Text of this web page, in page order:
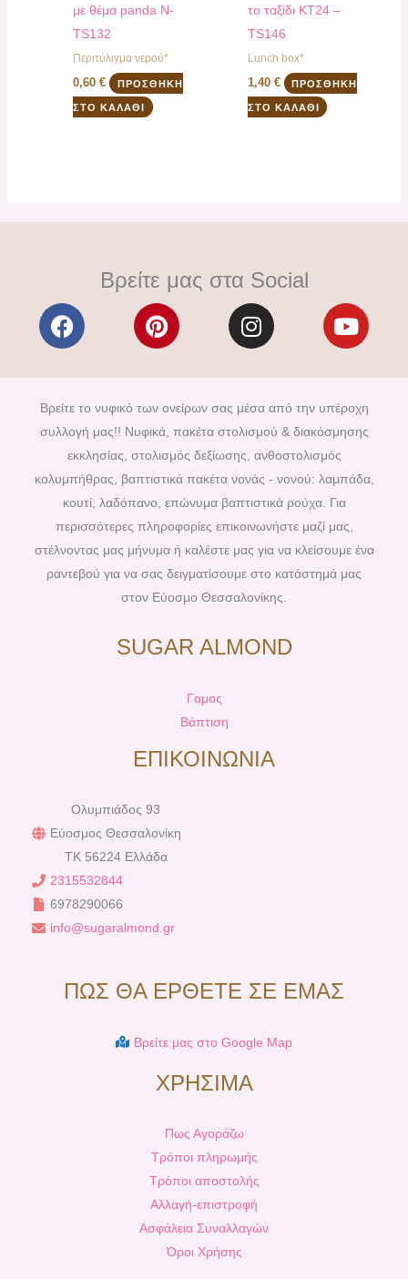
με θέμα panda Ν-
ΤS132
Περιτύλιγμα νερού*
0,60€ ΠΡΟΣΘΉΚΗ
ΣΤΟ ΚΑΛΆΘΙ
τo ταξίδι ΚΤ24 –
TS146
Lunch box*
1,40 € ΠΡΟΣΘΉΚΗ
ΣΤΟ ΚΑΛΆΘΙ
Βρείτε μας στα Social
F
a
e
b
o
o
k
P
i
t
e
r
e
s
t
I
n
t
a
g
r
a
m
Y
o
t
u
b
Βρείτε το νυφικό των ονείρων σας μέσα από την υπέροχη
συλλογή μας!! Νυφικά, πακέτα στολισμού & διακόσμησης
εκκλησίας, στολισμός δεξίωσης, ανθοστολισμός
κολυμπήθρας, βαπτιστικά πακέτα νονάς - νονού: λαμπάδα,
κουτί, λαδόπανο, επώνυμα βαπτιστικά ρούχα. Για
περισσότερες πληροφορίες επικοινωνήστε μαζί μας,
στέλνοντας μας μήνυμα ή καλέστε μας για να κλείσουμε ένα
ραντεβού για να σας δειγματίσουμε στο κατάστημά μας
στον Εύοσμο Θεσσαλονίκης.
SUGAR ALMOND
Γαμος
Βάπτιση
ΕΠΙΚΟΙΝΩΝΙΑ
Ολυμπιάδος 93
Εύοσμος Θεσσαλονίκη
TK 56224 Ελλάδα
2315532844
6978290066
info@sugaralmond.gr
ΠΩΣ ΘΑ ΕΡΘΕΤΕ ΣΕ ΕΜΑΣ
Βρείτε μας στο Google Map
ΧΡΗΣΙΜΑ
Πως Αγοράζω
Τρόποι πληρωμής
Τρόποι αποστολής
Αλλαγή-επιστροφή
Ασφάλεια Συναλλαγών
Όροι Χρήσης